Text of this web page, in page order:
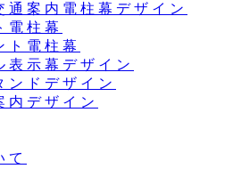
通案内電柱幕デザイン
電柱幕
ト電柱幕
表示幕デザイン
ンドデザイン
内デザイン
て